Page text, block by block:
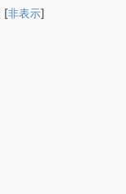
[非表示]